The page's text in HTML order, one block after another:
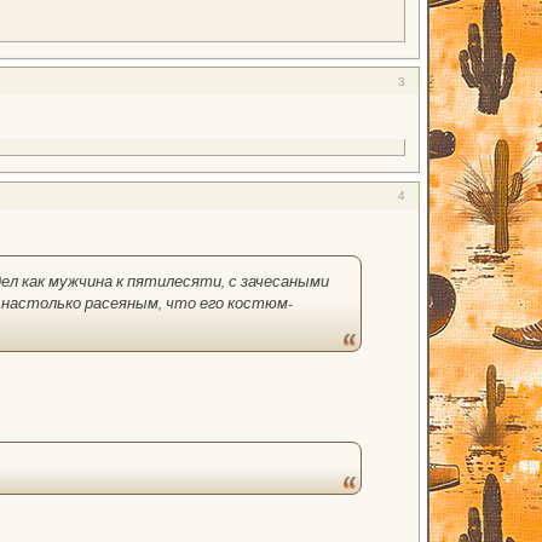
3
4
как мужчина к пятилесяти, с зачесаными
расеяным, что его костюм-